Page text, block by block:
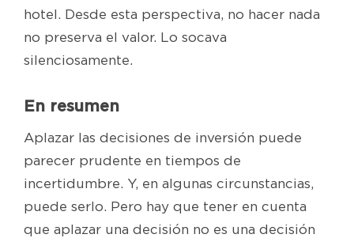
hotel. Desde esta perspectiva, no hacer nada
no preserva el valor. Lo socava
silenciosamente.
En resumen
Aplazar las decisiones de inversión puede
parecer prudente en tiempos de
incertidumbre. Y, en algunas circunstancias,
puede serlo. Pero hay que tener en cuenta
que aplazar una decisión no es una decisión